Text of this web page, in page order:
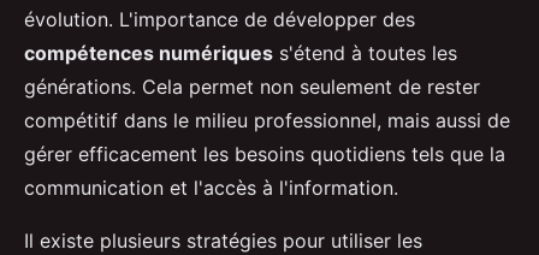
évolution. L'importance de développer des
compétences numériques s'étend à toutes les
générations. Cela permet non seulement de rester
compétitif dans le milieu professionnel, mais aussi de
gérer efficacement les besoins quotidiens tels que la
communication et l'accès à l'information.
Il existe plusieurs stratégies pour utiliser les